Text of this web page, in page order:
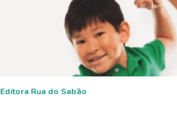
Editora Rua do Sabão
cartolina dupla face
tinta guache 250ml
pincel